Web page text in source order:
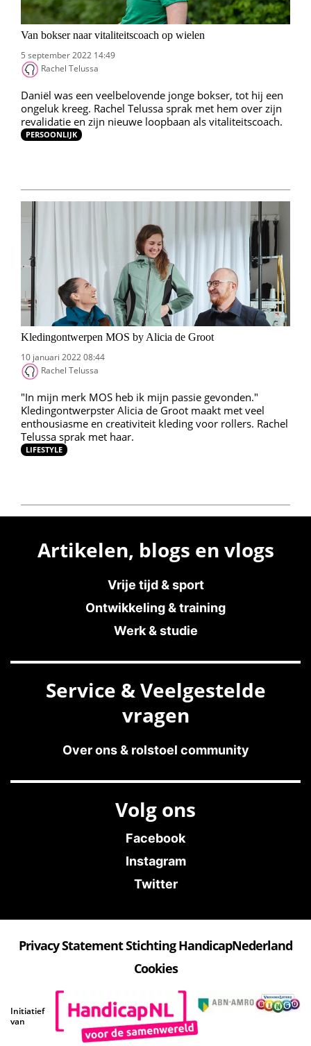
Van bokser naar vitaliteitscoach op wielen
5 september 2022 14:49
Rachel Telussa
Daniël was een veelbelovende jonge bokser, tot hij een
ongeluk kreeg. Rachel Telussa sprak met hem over zijn
revalidatie en zijn nieuwe loopbaan als vitaliteitscoach.
PERSOONLIJK
Kledingontwerpen MOS by Alicia de Groot
10 januari 2022 08:44
Rachel Telussa
"In mijn merk MOS heb ik mijn passie gevonden."
Kledingontwerpster Alicia de Groot maakt met veel
enthousiasme en creativiteit kleding voor rollers. Rachel
Telussa sprak met haar.
LIFESTYLE
Artikelen, blogs en vlogs
Vrije tijd & sport
Ontwikkeling & training
Werk & studie
Service & Veelgestelde
vragen
Over ons & rolstoel community
Volg ons
Facebook
Instagram
Twitter
Privacy Statement Stichting HandicapNederland
Cookies
Initiatief
van